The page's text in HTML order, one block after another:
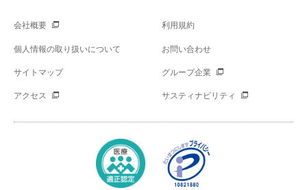
会社概要 利用規約
個人情報の取り扱いについて お問い合わせ
サイトマップ グループ企業
アクセス サスティナビリティ